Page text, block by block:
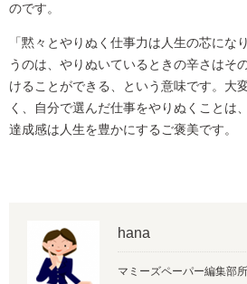
のです。
「黙々とやりぬく仕事力は人生の芯にな
うのは、やりぬいているときの辛さはそ
けることができる、という意味です。大
く、自分で選んだ仕事をやりぬくことは
達成感は人生を豊かにするご褒美です。
hana
マミーズペーパー編集部